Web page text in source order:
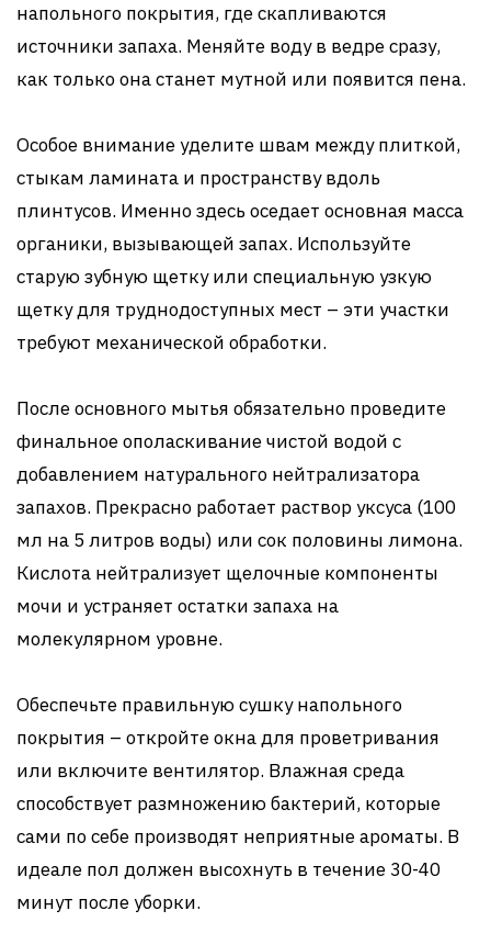
напольного покрытия, где скапливаются
источники запаха. Меняйте воду в ведре сразу,
как только она станет мутной или появится пена.
Особое внимание уделите швам между плиткой,
стыкам ламината и пространству вдоль
плинтусов. Именно здесь оседает основная масса
органики, вызывающей запах. Используйте
старую зубную щетку или специальную узкую
щетку для труднодоступных мест – эти участки
требуют механической обработки.
После основного мытья обязательно проведите
финальное ополаскивание чистой водой с
добавлением натурального нейтрализатора
запахов. Прекрасно работает раствор уксуса (100
мл на 5 литров воды) или сок половины лимона.
Кислота нейтрализует щелочные компоненты
мочи и устраняет остатки запаха на
молекулярном уровне.
Обеспечьте правильную сушку напольного
покрытия – откройте окна для проветривания
или включите вентилятор. Влажная среда
способствует размножению бактерий, которые
сами по себе производят неприятные ароматы. В
идеале пол должен высохнуть в течение 30-40
минут после уборки.